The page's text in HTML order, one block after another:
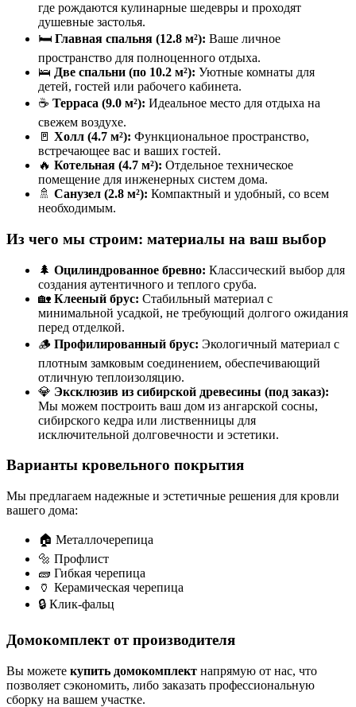
где рождаются кулинарные шедевры и проходят
душевные застолья.
🛏️ Главная спальня (12.8 м²): Ваше личное
пространство для полноценного отдыха.
🛌 Две спальни (по 10.2 м²): Уютные комнаты для
детей, гостей или рабочего кабинета.
☕ Терраса (9.0 м²): Идеальное место для отдыха на
свежем воздухе.
🚪 Холл (4.7 м²): Функциональное пространство,
встречающее вас и ваших гостей.
🔥 Котельная (4.7 м²): Отдельное техническое
помещение для инженерных систем дома.
🚿 Санузел (2.8 м²): Компактный и удобный, со всем
необходимым.
Из чего мы строим: материалы на ваш выбор
🌲 Оцилиндрованное бревно: Классический выбор для
создания аутентичного и теплого сруба.
🏡 Клееный брус: Стабильный материал с
минимальной усадкой, не требующий долгого ожидания
перед отделкой.
🪵 Профилированный брус: Экологичный материал с
плотным замковым соединением, обеспечивающий
отличную теплоизоляцию.
💎 Эксклюзив из сибирской древесины (под заказ):
Мы можем построить ваш дом из ангарской сосны,
сибирского кедра или лиственницы для
исключительной долговечности и эстетики.
Варианты кровельного покрытия
Мы предлагаем надежные и эстетичные решения для кровли
вашего дома:
🏠 Металлочерепица
🔩 Профлист
🧱 Гибкая черепица
🏺 Керамическая черепица
🔒 Клик-фальц
Домокомплект от производителя
Вы можете купить домокомплект напрямую от нас, что
позволяет сэкономить, либо заказать профессиональную
сборку на вашем участке.